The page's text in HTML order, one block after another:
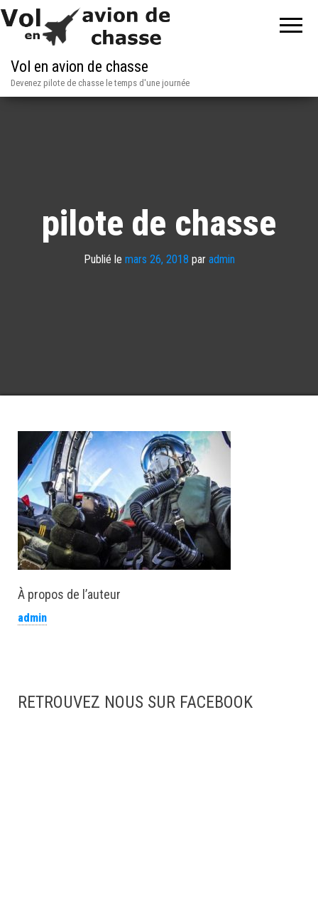
Vol en avion de chasse
Devenez pilote de chasse le temps d'une journée
pilote de chasse
Publié le mars 26, 2018 par admin
À propos de l’auteur
admin
RETROUVEZ NOUS SUR FACEBOOK